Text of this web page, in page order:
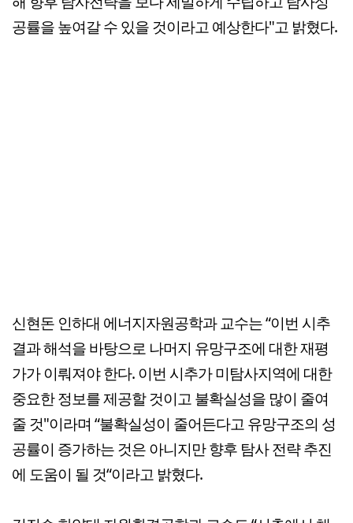
공률을 높여갈 수 있을 것이라고 예상한다"고 밝혔다.
신현돈 인하대 에너지자원공학과 교수는 “이번 시추
결과 해석을 바탕으로 나머지 유망구조에 대한 재평
가가 이뤄져야 한다. 이번 시추가 미탐사지역에 대한
중요한 정보를 제공할 것이고 불확실성을 많이 줄여
줄 것"이라며 “불확실성이 줄어든다고 유망구조의 성
공률이 증가하는 것은 아니지만 향후 탐사 전략 추진
에 도움이 될 것“이라고 밝혔다.